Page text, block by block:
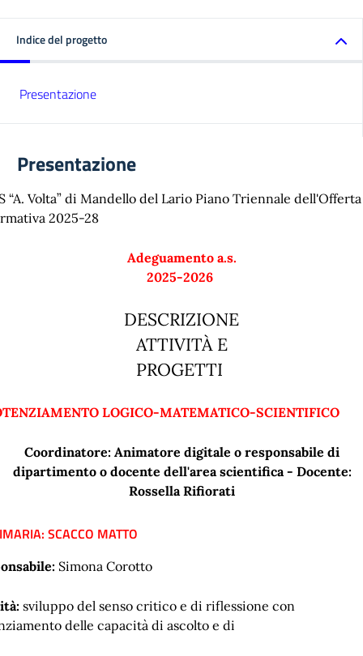
Indice del progetto
Presentazione
Presentazione
“A. Volta” di Mandello del Lario Piano Triennale dell'Offerta
2025-28
Adeguamento a.s.
2025-2026
DESCRIZIONE
ATTIVITÀ E
PROGETTI
LOGICO-MATEMATICO-SCIENTIFICO
Coordinatore: Animatore digitale o responsabile di
dipartimento o docente dell'area scientifica - Docente:
Rossella Rifiorati
SCACCO MATTO
Simona Corotto
sviluppo del senso critico e di riflessione con
delle capacità di ascolto e di